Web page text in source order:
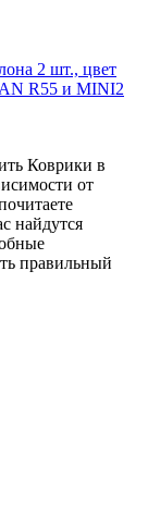
2 шт., цвет
R55 и MINI2
Коврики в
от
найдутся
правильный